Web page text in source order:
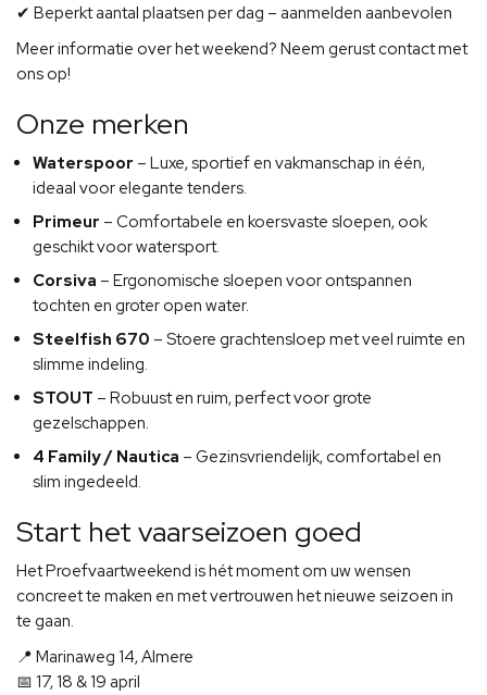
✔ Beperkt aantal plaatsen per dag – aanmelden aanbevolen
Meer informatie over het weekend? Neem gerust contact met
ons op!
Onze merken
Waterspoor – Luxe, sportief en vakmanschap in één,
ideaal voor elegante tenders.
Primeur – Comfortabele en koersvaste sloepen, ook
geschikt voor watersport.
Corsiva – Ergonomische sloepen voor ontspannen
tochten en groter open water.
Steelfish 670 – Stoere grachtensloep met veel ruimte en
slimme indeling.
STOUT – Robuust en ruim, perfect voor grote
gezelschappen.
4 Family / Nautica – Gezinsvriendelijk, comfortabel en
slim ingedeeld.
Start het vaarseizoen goed
Het Proefvaartweekend is hét moment om uw wensen
concreet te maken en met vertrouwen het nieuwe seizoen in
te gaan.
📍 Marinaweg 14, Almere
📅 17, 18 & 19 april